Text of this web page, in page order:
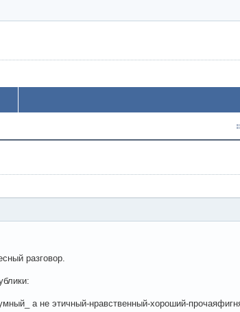
разговор.
а не этичный-нравственный-хороший-